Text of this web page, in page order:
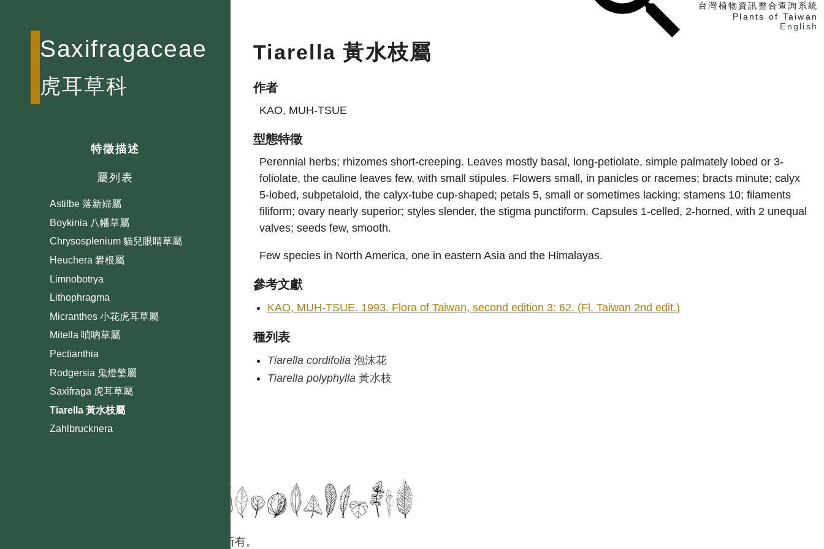
台灣植物資訊整合查詢系統
Plants of Taiwan
English
Saxifragaceae
虎耳草科
特徵描述
屬列表
Astilbe 落新婦屬
Boykinia 八幡草屬
Chrysosplenium 貓兒眼睛草屬
Heuchera 礬根屬
Limnobotrya
Lithophragma
Micranthes 小花虎耳草屬
Mitella 嗩吶草屬
Pectianthia
Rodgersia 鬼燈檠屬
Saxifraga 虎耳草屬
Tiarella 黃水枝屬
Zahlbrucknera
Tiarella 黃水枝屬
作者
KAO, MUH-TSUE
型態特徵
Perennial herbs; rhizomes short-creeping. Leaves mostly basal, long-petiolate, simple palmately lobed or 3-
foliolate, the cauline leaves few, with small stipules. Flowers small, in panicles or racemes; bracts minute; calyx
5-lobed, subpetaloid, the calyx-tube cup-shaped; petals 5, small or sometimes lacking; stamens 10; filaments
filiform; ovary nearly superior; styles slender, the stigma punctiform. Capsules 1-celled, 2-horned, with 2 unequal
valves; seeds few, smooth.
Few species in North America, one in eastern Asia and the Himalayas.
參考文獻
KAO, MUH-TSUE. 1993. Flora of Taiwan, second edition 3: 62. (Fl. Taiwan 2nd edit.)
種列表
Tiarella cordifolia 泡沫花
Tiarella polyphylla 黃水枝
國立台灣大學生態學與演化生物學研究所 版權所有。